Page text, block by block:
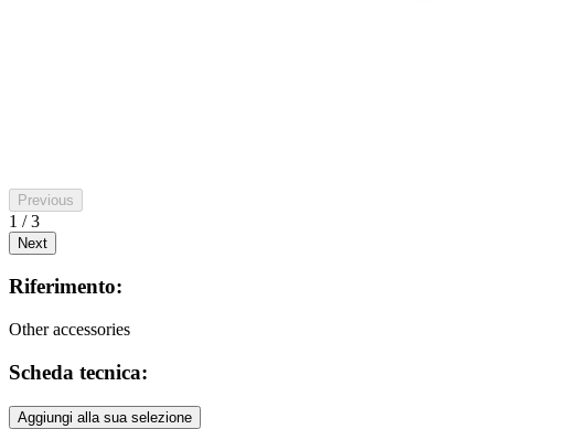
Previous
1 / 3
Next
Riferimento:
Other accessories
Scheda tecnica:
Aggiungi alla sua selezione